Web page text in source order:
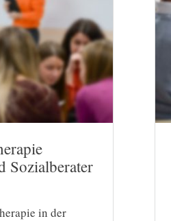
Sozialberater
in der